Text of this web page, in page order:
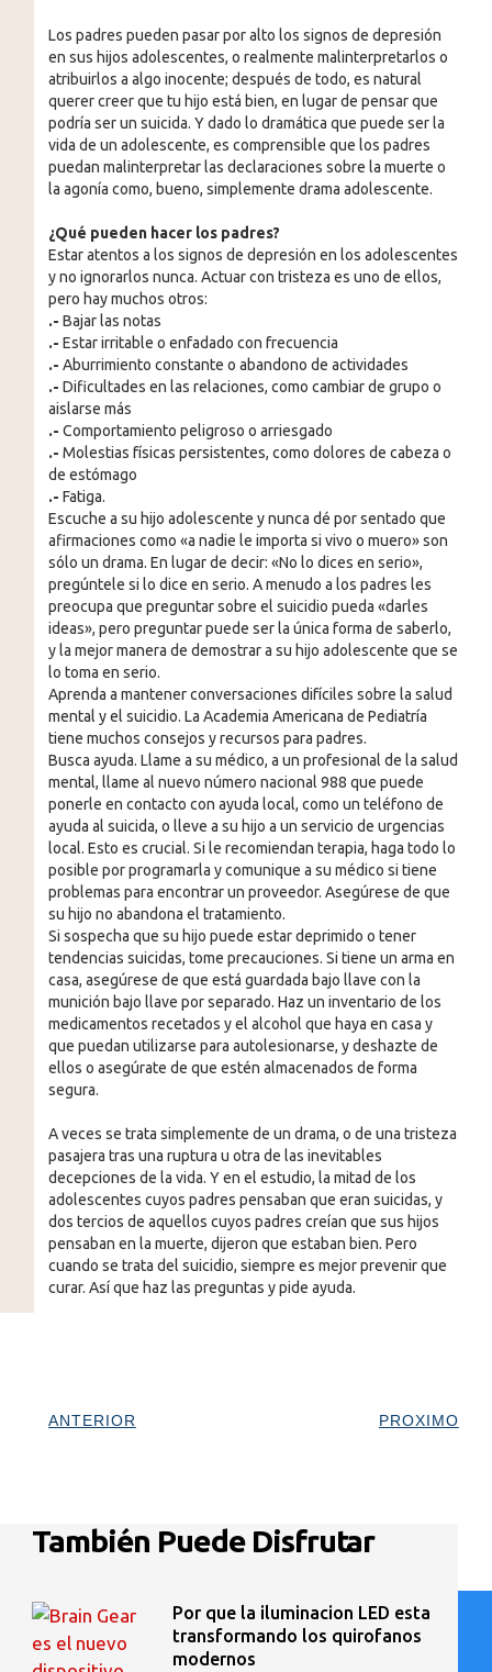
Los padres pueden pasar por alto los signos de depresión
en sus hijos adolescentes, o realmente malinterpretarlos o
atribuirlos a algo inocente; después de todo, es natural
querer creer que tu hijo está bien, en lugar de pensar que
podría ser un suicida. Y dado lo dramática que puede ser la
vida de un adolescente, es comprensible que los padres
puedan malinterpretar las declaraciones sobre la muerte o
la agonía como, bueno, simplemente drama adolescente.
¿Qué pueden hacer los padres?
Estar atentos a los signos de depresión en los adolescentes
y no ignorarlos nunca. Actuar con tristeza es uno de ellos,
pero hay muchos otros:
.- Bajar las notas
.- Estar irritable o enfadado con frecuencia
.- Aburrimiento constante o abandono de actividades
.- Dificultades en las relaciones, como cambiar de grupo o
aislarse más
.- Comportamiento peligroso o arriesgado
.- Molestias físicas persistentes, como dolores de cabeza o
de estómago
.- Fatiga.
Escuche a su hijo adolescente y nunca dé por sentado que
afirmaciones como «a nadie le importa si vivo o muero» son
sólo un drama. En lugar de decir: «No lo dices en serio»,
pregúntele si lo dice en serio. A menudo a los padres les
preocupa que preguntar sobre el suicidio pueda «darles
ideas», pero preguntar puede ser la única forma de saberlo,
y la mejor manera de demostrar a su hijo adolescente que se
lo toma en serio.
Aprenda a mantener conversaciones difíciles sobre la salud
mental y el suicidio. La Academia Americana de Pediatría
tiene muchos consejos y recursos para padres.
Busca ayuda. Llame a su médico, a un profesional de la salud
mental, llame al nuevo número nacional 988 que puede
ponerle en contacto con ayuda local, como un teléfono de
ayuda al suicida, o lleve a su hijo a un servicio de urgencias
local. Esto es crucial. Si le recomiendan terapia, haga todo lo
posible por programarla y comunique a su médico si tiene
problemas para encontrar un proveedor. Asegúrese de que
su hijo no abandona el tratamiento.
Si sospecha que su hijo puede estar deprimido o tener
tendencias suicidas, tome precauciones. Si tiene un arma en
casa, asegúrese de que está guardada bajo llave con la
munición bajo llave por separado. Haz un inventario de los
medicamentos recetados y el alcohol que haya en casa y
que puedan utilizarse para autolesionarse, y deshazte de
ellos o asegúrate de que estén almacenados de forma
segura.
A veces se trata simplemente de un drama, o de una tristeza
pasajera tras una ruptura u otra de las inevitables
decepciones de la vida. Y en el estudio, la mitad de los
adolescentes cuyos padres pensaban que eran suicidas, y
dos tercios de aquellos cuyos padres creían que sus hijos
pensaban en la muerte, dijeron que estaban bien. Pero
cuando se trata del suicidio, siempre es mejor prevenir que
curar. Así que haz las preguntas y pide ayuda.
ANTERIOR PROXIMO
También Puede Disfrutar
Por que la iluminacion LED esta
transformando los quirofanos
modernos